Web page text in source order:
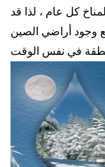
كل عام ، لذا قد
وجود أراضي الصين